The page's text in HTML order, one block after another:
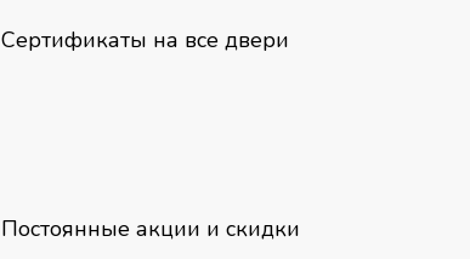
Сертификаты на все двери
Постоянные акции и скидки